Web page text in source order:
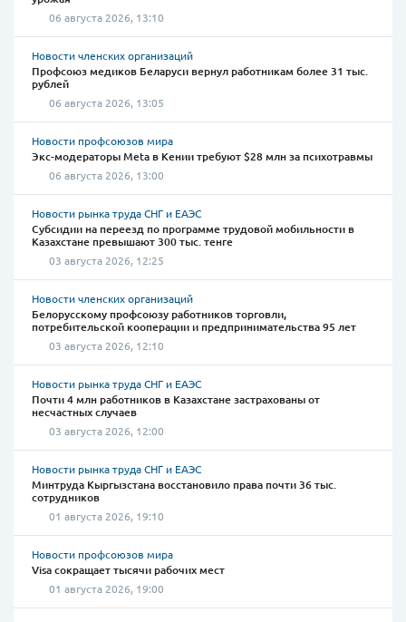
06 августа 2026, 13:10
Новости членских организаций
Профсоюз медиков Беларуси вернул работникам более 31 тыс.
рублей
06 августа 2026, 13:05
Новости профсоюзов мира
Экс-модераторы Meta в Кении требуют $28 млн за психотравмы
06 августа 2026, 13:00
Новости рынка труда СНГ и ЕАЭС
Субсидии на переезд по программе трудовой мобильности в
Казахстане превышают 300 тыс. тенге
03 августа 2026, 12:25
Новости членских организаций
Белорусскому профсоюзу работников торговли,
потребительской кооперации и предпринимательства 95 лет
03 августа 2026, 12:10
Новости рынка труда СНГ и ЕАЭС
Почти 4 млн работников в Казахстане застрахованы от
несчастных случаев
03 августа 2026, 12:00
Новости рынка труда СНГ и ЕАЭС
Минтруда Кыргызстана восстановило права почти 36 тыс.
сотрудников
01 августа 2026, 19:10
Новости профсоюзов мира
Visa сокращает тысячи рабочих мест
01 августа 2026, 19:00